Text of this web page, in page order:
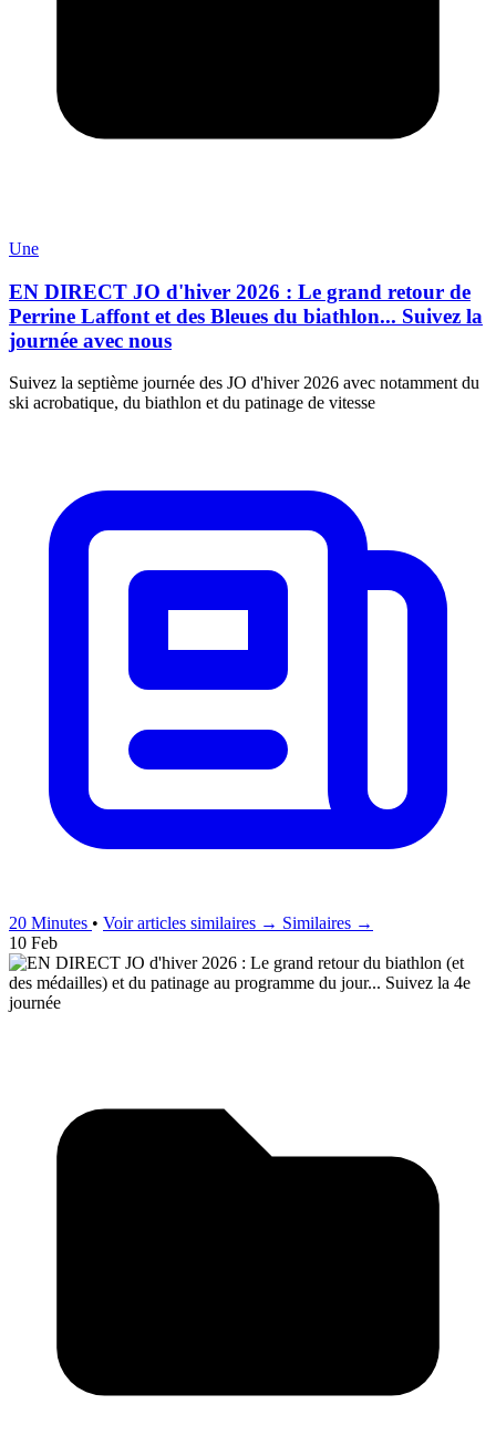
Une
EN DIRECT JO d'hiver 2026 : Le grand retour de
Perrine Laffont et des Bleues du biathlon... Suivez la
journée avec nous
Suivez la septième journée des JO d'hiver 2026 avec notamment du
ski acrobatique, du biathlon et du patinage de vitesse
20 Minutes • Voir articles similaires → Similaires →
10 Feb